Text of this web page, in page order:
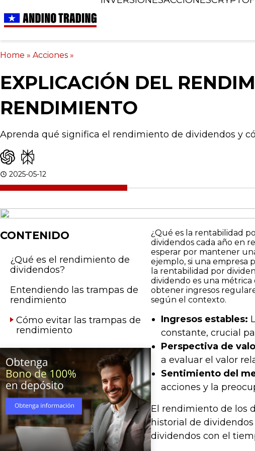
Home » Acciones »
EXPLICACIÓN DEL
RENDIMIENTO
Aprenda qué significa el rendimiento de dividendos y
2025-05-12
CONTENIDO
¿Qué es el rendimiento de
dividendos?
Entendiendo las trampas de
rendimiento
Cómo evitar las trampas de
rendimiento
¿Qué es la rentabilidad
dividendos cada año en
esperar por mantener
ejemplo, si una empresa
la rentabilidad por
dividendo es una métrica
obtener ingresos
según el contexto.
Ingresos estables:
constante, crucial
Perspectiva de
a evaluar el valor
Sentimiento del
acciones y la
El rendimiento de los
historial de
dividendos con el